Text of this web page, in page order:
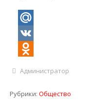
Mail.Ru
VK
Администратор
Рубрики: Общество